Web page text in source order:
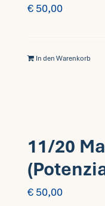
€ 50,00
In den Warenkorb
11/20
€ 50,00